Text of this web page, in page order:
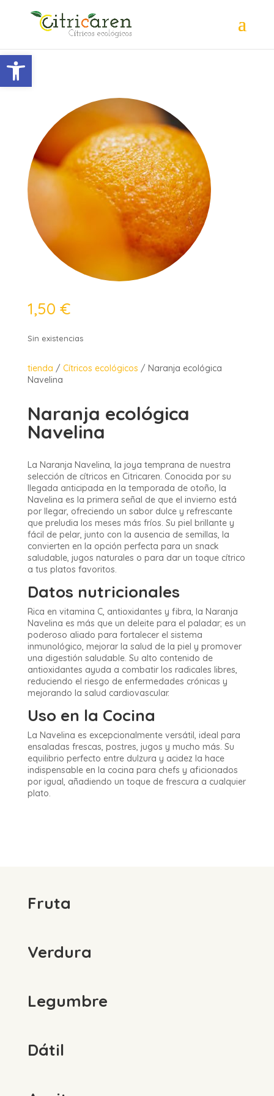
1,50 €
Sin existencias
tienda / Cítricos ecológicos / Naranja ecológica
Navelina
Naranja ecológica
Navelina
La Naranja Navelina, la joya temprana de nuestra
selección de cítricos en Citricaren. Conocida por su
llegada anticipada en la temporada de otoño, la
Navelina es la primera señal de que el invierno está
por llegar, ofreciendo un sabor dulce y refrescante
que preludia los meses más fríos. Su piel brillante y
fácil de pelar, junto con la ausencia de semillas, la
convierten en la opción perfecta para un snack
saludable, jugos naturales o para dar un toque cítrico
a tus platos favoritos.
Datos nutricionales
Rica en vitamina C, antioxidantes y fibra, la Naranja
Navelina es más que un deleite para el paladar; es un
poderoso aliado para fortalecer el sistema
inmunológico, mejorar la salud de la piel y promover
una digestión saludable. Su alto contenido de
antioxidantes ayuda a combatir los radicales libres,
reduciendo el riesgo de enfermedades crónicas y
mejorando la salud cardiovascular.
Uso en la Cocina
La Navelina es excepcionalmente versátil, ideal para
ensaladas frescas, postres, jugos y mucho más. Su
equilibrio perfecto entre dulzura y acidez la hace
indispensable en la cocina para chefs y aficionados
por igual, añadiendo un toque de frescura a cualquier
plato.
Fruta
Verdura
Legumbre
Dátil
Abrir barra de herramientas